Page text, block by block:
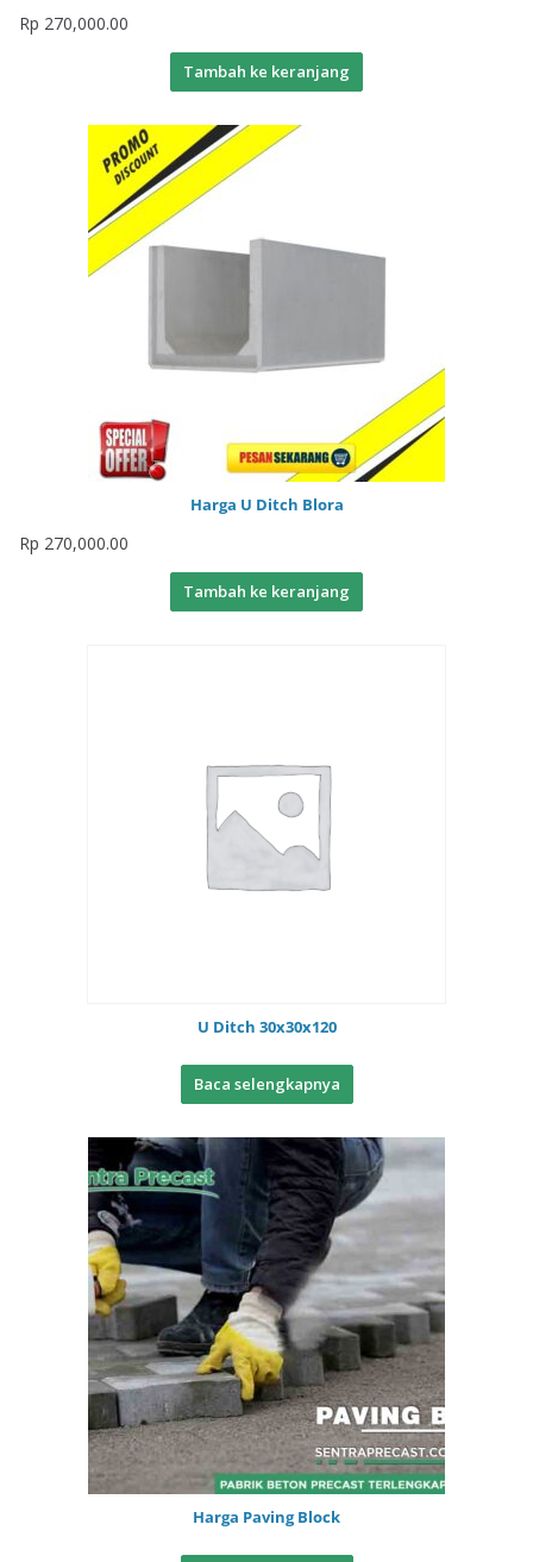
Rp 270,000.00
Tambah ke keranjang
Harga U Ditch Blora
Rp 270,000.00
Tambah ke keranjang
U Ditch 30x30x120
Baca selengkapnya
Harga Paving Block